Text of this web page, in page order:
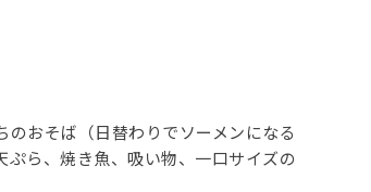
おそば（日替わりでソーメンになる
ら、焼き魚、吸い物、一口サイズの